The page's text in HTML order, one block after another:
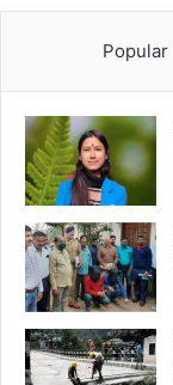
Popular